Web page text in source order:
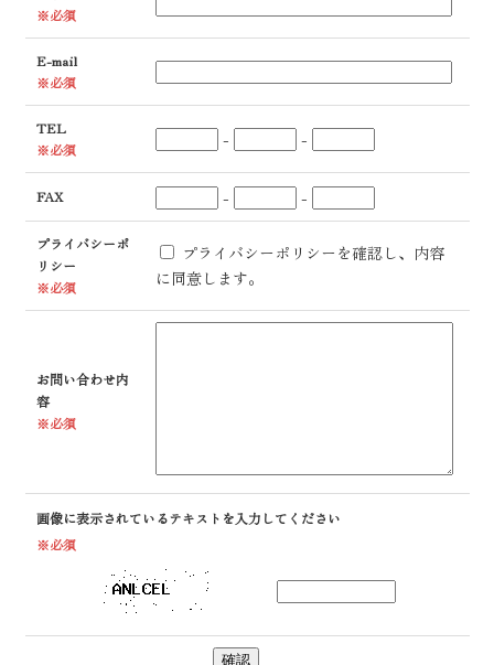
※必須
E-mail
※必須
TEL
※必須
- -
FAX - -
プライバシーポ
リシー
※必須
プライバシーポリシーを確認し、内容
に同意します。
お問い合わせ内
容
※必須
画像に表示されているテキストを入力してください
※必須